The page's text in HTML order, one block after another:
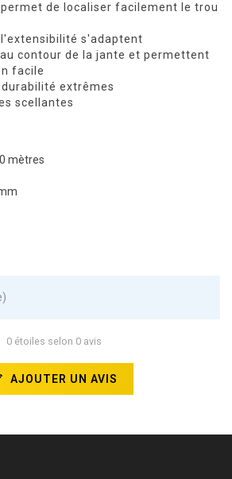
de localiser facilement le trou
s'adaptent
contour de la jante et permettent
facile
extrêmes
scellantes
mètres
0 étoiles selon 0 avis
AJOUTER UN AVIS